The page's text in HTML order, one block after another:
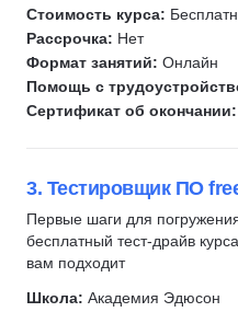
Smart Contract
Web3
Парсинг
Создание чат-ботов
Параллельное
Асинхронное
Киберразведка
Цифровая криминалистика
Стоимость курса:
Рассрочка: Нет
Формат занятий: Онлайн
Помощь с
Сертификат об окончании:
3. Тестировщик ПО
Первые шаги для
бесплатный тест-драйв
вам подходит
Школа: Академия Эдюсон